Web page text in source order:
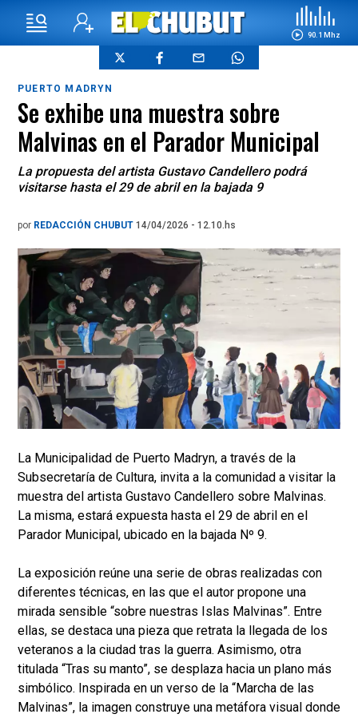
90.1 Mhz
PUERTO MADRYN
Se exhibe una muestra sobre
Malvinas en el Parador Municipal
La propuesta del artista Gustavo Candellero podrá
visitarse hasta el 29 de abril en la bajada 9
por REDACCIÓN CHUBUT 14/04/2026 - 12.10.hs
La Municipalidad de Puerto Madryn, a través de la
Subsecretaría de Cultura, invita a la comunidad a visitar la
muestra del artista Gustavo Candellero sobre Malvinas.
La misma, estará expuesta hasta el 29 de abril en el
Parador Municipal, ubicado en la bajada Nº 9.
La exposición reúne una serie de obras realizadas con
diferentes técnicas, en las que el autor propone una
mirada sensible “sobre nuestras Islas Malvinas”. Entre
ellas, se destaca una pieza que retrata la llegada de los
veteranos a la ciudad tras la guerra. Asimismo, otra
titulada “Tras su manto”, se desplaza hacia un plano más
simbólico. Inspirada en un verso de la “Marcha de las
Malvinas”, la imagen construye una metáfora visual donde